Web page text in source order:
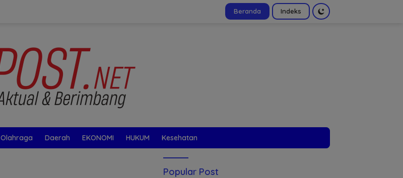
Beranda Indeks
Olahraga Daerah EKONOMI HUKUM Kesehatan
Popular Post